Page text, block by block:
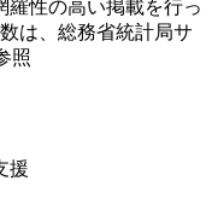
羅性の高い掲載を行っ
は、総務省統計局サ
照
援